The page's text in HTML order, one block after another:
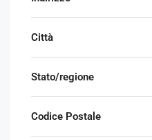
Città
Stato/regione
Codice Postale